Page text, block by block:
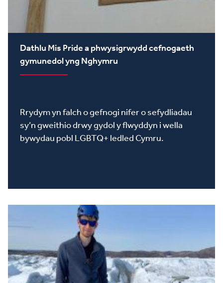
Dathlu Mis Pride a phwysigrwydd cefnogaeth
gymunedol yng Nghymru
Rrydym yn falch o gefnogi nifer o sefydliadau
sy’n gweithio drwy gydol y flwyddyn i wella
bywydau pobl LGBTQ+ ledled Cymru.